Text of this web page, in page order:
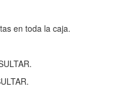
en toda la caja.